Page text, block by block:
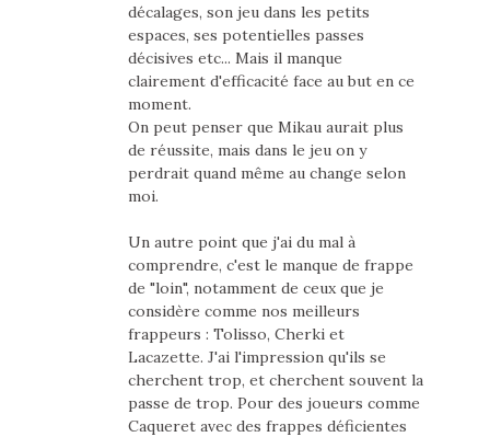
décalages, son jeu dans les petits
espaces, ses potentielles passes
décisives etc... Mais il manque
clairement d'efficacité face au but en ce
moment.
On peut penser que Mikau aurait plus
de réussite, mais dans le jeu on y
perdrait quand même au change selon
moi.
Un autre point que j'ai du mal à
comprendre, c'est le manque de frappe
de "loin", notamment de ceux que je
considère comme nos meilleurs
frappeurs : Tolisso, Cherki et
Lacazette. J'ai l'impression qu'ils se
cherchent trop, et cherchent souvent la
passe de trop. Pour des joueurs comme
Caqueret avec des frappes déficientes